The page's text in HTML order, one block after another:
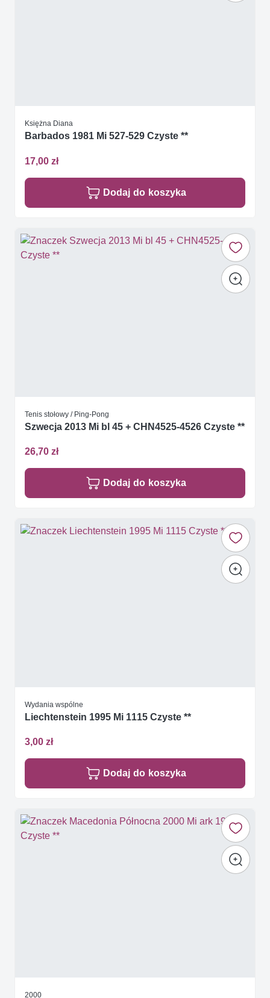
Księżna Diana
Barbados 1981 Mi 527-529 Czyste **
17,00 zł
Dodaj do koszyka
Tenis stołowy / Ping-Pong
Szwecja 2013 Mi bl 45 + CHN4525-4526 Czyste **
26,70 zł
Dodaj do koszyka
Wydania wspólne
Liechtenstein 1995 Mi 1115 Czyste **
3,00 zł
Dodaj do koszyka
2000